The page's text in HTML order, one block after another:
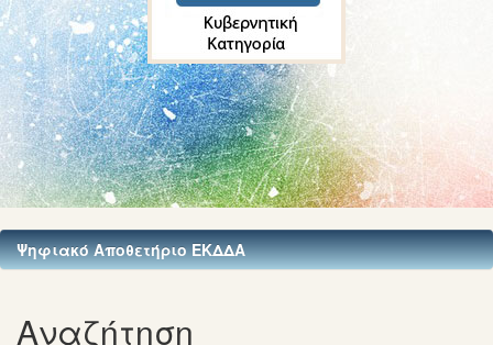
Ψηφιακό Αποθετήριο ΕΚΔΔΑ
Αναζήτηση